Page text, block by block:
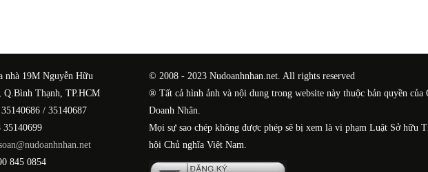
nhà 19M Nguyễn Hữu
Q.Bình Thạnh, TP.HCM
/ 35140687
35140699
845 0854
© 2008 - 2023 Nudoanhnhan.net. All rights reserved
® Tất cả hình ảnh và nội dung trong website này thuộc bản quyền
Doanh Nhân.
Mọi sự sao chép không được phép sẽ bị xem là vi phạm Luật Sở hữu
hội Chủ nghĩa Việt Nam.